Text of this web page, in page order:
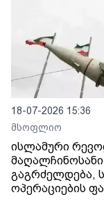
18-07-2026 15:36
მსოფლიო
ისლამური
მაღალჩინოსანი
გაგრძელდება,
ოპერაციების